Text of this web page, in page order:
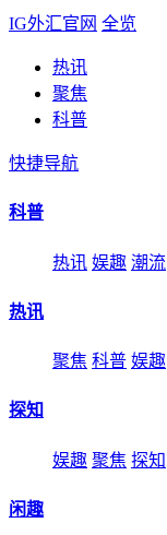
IG外汇官网 全览
热讯
聚焦
科普
快捷导航
科普
热讯 娱趣 潮流
热讯
聚焦 科普 娱趣
探知
娱趣 聚焦 探知
闲趣